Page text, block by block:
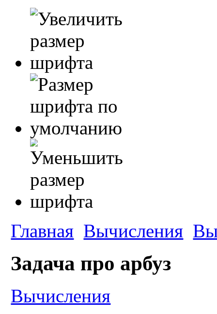
Главная Вычисления
Задача про арбуз
Вычисления